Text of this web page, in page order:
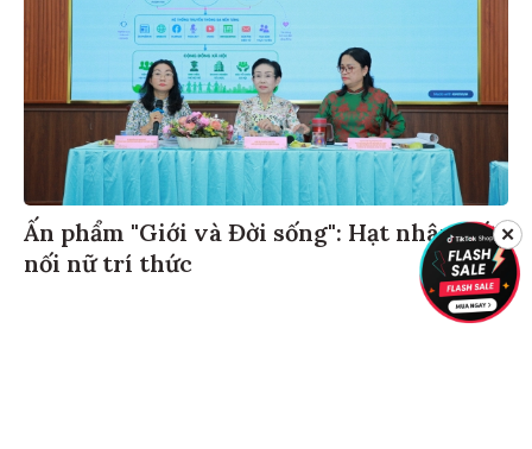
Ấn phẩm "Giới và Đời sống": Hạt nhân kết
nối nữ trí thức
✕